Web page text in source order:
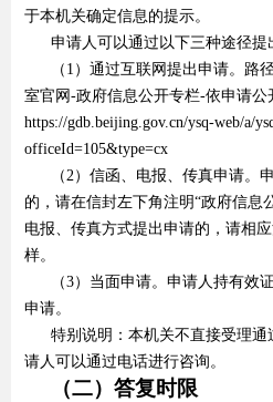
于本机关确定信息的提示。
申请人可以通过以下三种途径提
（1）通过互联网提出申请。路
室官网-政府信息公开专栏-依申请公
https://gdb.beijing.gov.cn/ysq-web/a/
officeId=105&type=cx
（2）信函、电报、传真申请。
的，请在信封左下角注明“政府信息
电报、传真方式提出申请的，请相
样。
（3）当面申请。申请人持有效
申请。
特别说明：本机关不直接受理通
请人可以通过电话进行咨询。
（二）答复时限